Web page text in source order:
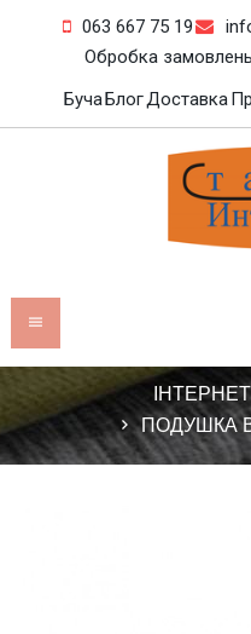
063 667 75 19
Обробка
БучаБлогДоставка
ПОДУШКА